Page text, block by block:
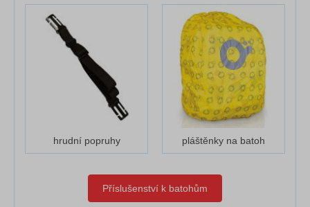
hrudní popruhy pláštěnky na batoh
Příslušenství k batohům